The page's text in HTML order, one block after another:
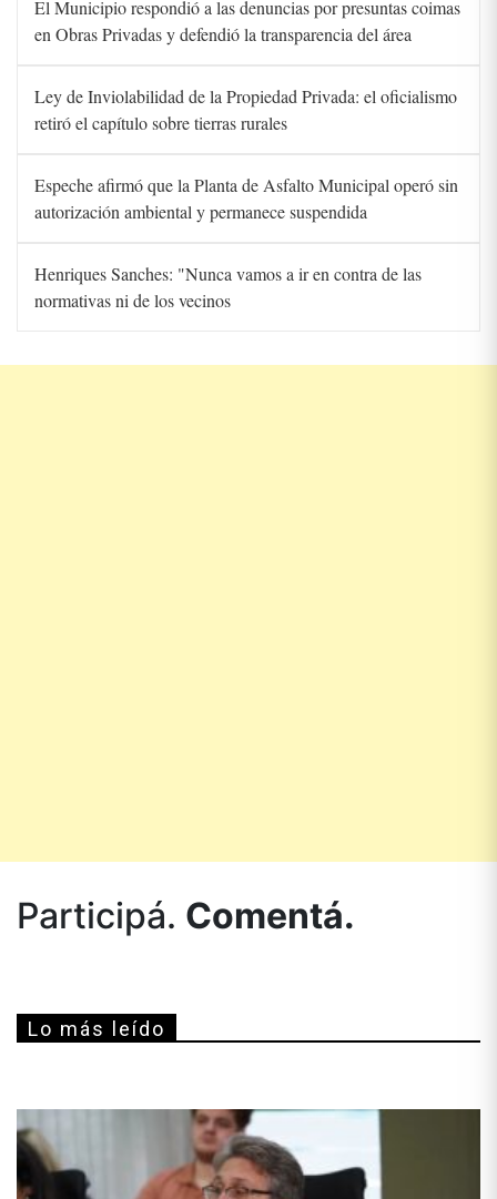
El Municipio respondió a las denuncias por presuntas coimas
en Obras Privadas y defendió la transparencia del área
Ley de Inviolabilidad de la Propiedad Privada: el oficialismo
retiró el capítulo sobre tierras rurales
Espeche afirmó que la Planta de Asfalto Municipal operó sin
autorización ambiental y permanece suspendida
Henriques Sanches: "Nunca vamos a ir en contra de las
normativas ni de los vecinos
Participá. Comentá.
Lo más leído